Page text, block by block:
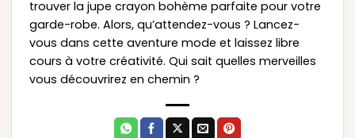
trouver la jupe crayon bohème parfaite pour votre
garde-robe. Alors, qu’attendez-vous ? Lancez-
vous dans cette aventure mode et laissez libre
cours à votre créativité. Qui sait quelles merveilles
vous découvrirez en chemin ?